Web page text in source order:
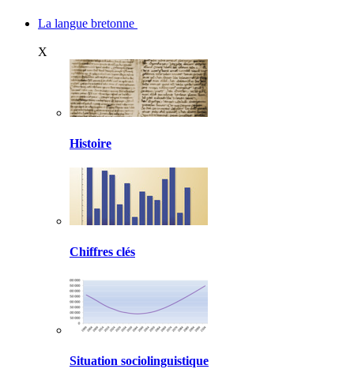
La langue bretonne
X
Histoire
Chiffres clés
Situation sociolinguistique